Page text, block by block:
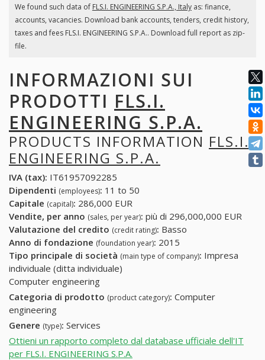
We found such data of FLS.I. ENGINEERING S.P.A., Italyas: finance,
accounts, vacancies. Download bank accounts, tenders, credit history,
taxes and fees FLS.I. ENGINEERING S.P.A.. Download full report as zip-
file.
INFORMAZIONI SUI
PRODOTTI FLS.I.
ENGINEERING S.P.A.
PRODUCTS INFORMATION FLS.I.
ENGINEERING S.P.A.
IVA (tax): IT61957092285
Dipendenti (employees): 11 to 50
Capitale (capital): 286,000 EUR
Vendite, per anno (sales, per year): più di 296,000,000 EUR
Valutazione del credito (credit rating): Basso
Anno di fondazione (foundation year): 2015
Tipo principale di società (main type of company): Impresa
individuale (ditta individuale)
Computer engineering
Categoria di prodotto (product category): Computer
engineering
Genere (type): Services
Ottieni un rapporto completo dal database ufficiale dell'IT
per FLS.I. ENGINEERING S.P.A.